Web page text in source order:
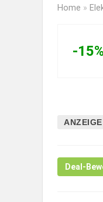
Home »
-
ANZEIGE
Deal-